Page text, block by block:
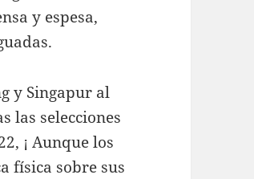
y espesa,
y Singapur al
las selecciones
¡ Aunque los
física sobre sus